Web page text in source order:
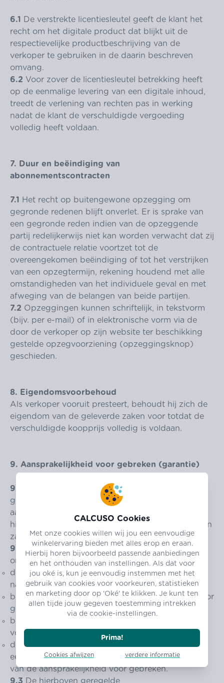
6.1
De verstrekte licentiesleutel geeft de klant het
recht om het digitale product dat blijkt uit de
respectievelijke productbeschrijving van de
verkoper te gebruiken in de daarin beschreven
omvang.
6.2 Voor zover de licentiesleutel betrekking heeft
op de eenmalige levering van een digitale inhoud,
treedt de verlening van rechten pas in werking
nadat de klant de verschuldigde vergoeding
volledig heeft voldaan.
7. Duur en beëindiging van
abonnementscontracten
7.1
Het recht op buitengewone opzegging om
gegronde redenen blijft onverlet. Er is sprake van
een gegronde reden indien van de opzeggende
partij redelijkerwijs niet kan worden verwacht dat zij
de contractuele relatie voortzet tot de
overeengekomen beëindiging of tot het verstrijken
van een opzegtermijn, rekening houdend met alle
omstandigheden van het individuele geval en met
afweging van de belangen van beide partijen.
7.2 Opzeggingen kunnen schriftelijk, in tekstvorm
(bijv. per e-mail) of in elektronische vorm via de
door de verkoper op zijn website ter beschikking
gestelde opzegvoorziening (opzeggingsknop)
geschieden.
8. Eigendomsvoorbehoud
Als verkoper vooruit presteert, behoudt hij zich de
eigendom van de geleverde zaken voor totdat de
verschuldigde koopprijs volledig is voldaan.
9. Aansprakelijkheid voor gebreken (garantie)
9.1
Tenzij in het navolgende anders is bepaald,
gelden de bepalingen van de wettelijke
aansprakelijkheid voor gebreken. In afwijking
hiervan geldt voor overeenkomsten tot levering van
zaken het volgende:
9.2
Indien de opdrachtgever handelt als
ondernemer,
de verkoper heeft de keuze van de wijze van
nakoming achteraf;
bij nieuwe zaken bedraagt de verjaringstermijn voor
gebreken één jaar na aflevering van de zaken;
bij gebruikte goederen zijn de rechten en
vorderingen wegens gebreken uitgesloten;
de verjaringstermijn begint niet opnieuw wanneer
een vervangende levering plaatsvindt in het kader
van de aansprakelijkheid voor gebreken.
9.3 De hierboven geregelde
CALCUSO Cookies
Met onze cookies willen wij jou een eenvoudige
winkelervaring bieden met alles erop en eraan.
Hierbij horen bijvoorbeeld passende aanbiedingen
en het onthouden van instellingen. Als dat voor
jou oké is, kun je eenvoudig instemmen met het
gebruik van cookies voor voorkeuren, statistieken
en marketing door op 'Oké' te klikken. Je kunt ten
allen tijde jouw gegeven toestemming intrekken
via de cookie-instellingen.
Prima!
Cookies afwijzen verdere informatie